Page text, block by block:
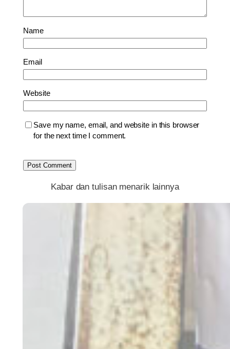
Name
Email
Website
Save my name, email, and website in this browser
for the next time I comment.
Kabar dan tulisan menarik lainnya